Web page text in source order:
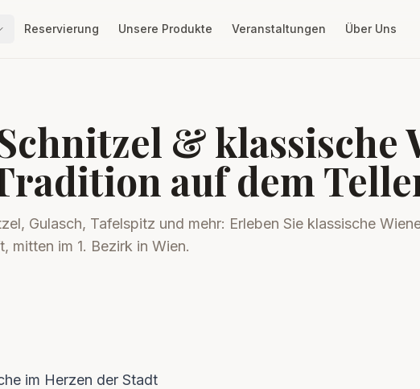
Reservierung Unsere Produkte Veranstaltungen Über Uns
& klassische
auf dem
Gulasch, Tafelspitz und mehr: Erleben Sie klassische
mitten im 1. Bezirk in Wien.
im Herzen der Stadt